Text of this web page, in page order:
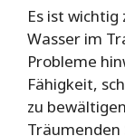
Es ist
Wasser im
Probleme
Fähigkeit,
zu